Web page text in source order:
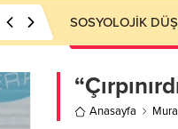
Okumayı Pek de
Anasayfa